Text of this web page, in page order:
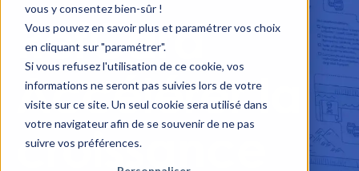
vous y consentez bien-sûr !
Vous pouvez en savoir plus et paramétrer vos choix
en cliquant sur "paramétrer".
Si vous refusez l'utilisation de ce cookie, vos
informations ne seront pas suivies lors de votre
visite sur ce site. Un seul cookie sera utilisé dans
votre navigateur afin de se souvenir de ne pas
suivre vos préférences.
RefCard
Accélérer la
croissance